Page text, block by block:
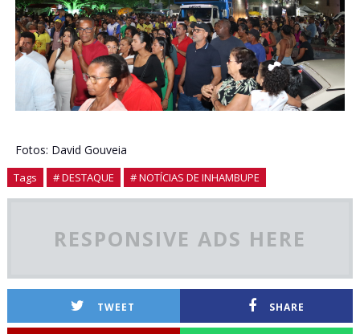
Fotos: David Gouveia
Tags # DESTAQUE # NOTÍCIAS DE INHAMBUPE
RESPONSIVE ADS HERE
TWEET SHARE